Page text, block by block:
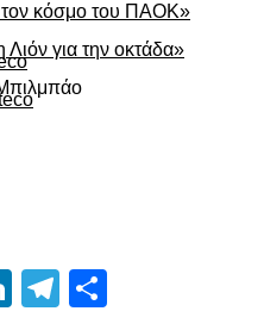
τον κόσμο του ΠΑΟΚ»
για την οκτάδα»
LinkedIn
Telegram